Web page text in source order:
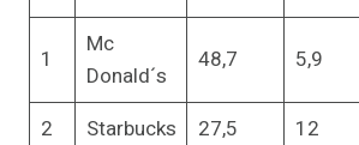
1
Mc
Donald´s
48,7 5,9
2 Starbucks 27,5 12